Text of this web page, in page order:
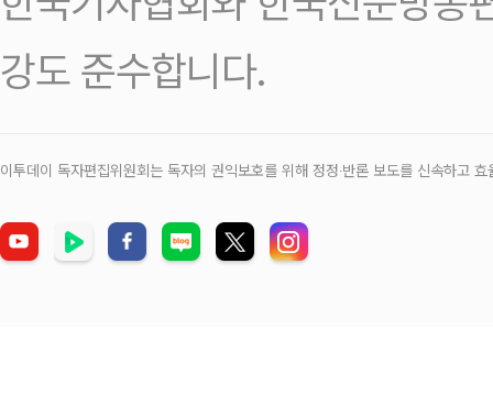
강도 준수합니다.
이투데이 독자편집위원회는 독자의 권익보호를 위해 정정‧반론 보도를 신속하고